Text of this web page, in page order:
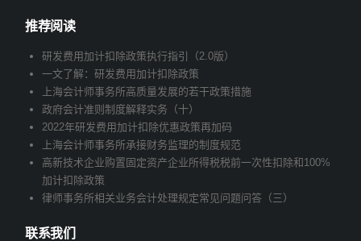
推荐阅读
研发费用加计扣除政策执行指引（2.0版）
一文了解：研发费用加计扣除政策
上海会计师事务所高质量发展的若干政策措施
政府会计准则制度解释实务（十）
2022年研发费用加计扣除优惠政策再加码
上海会计师事务所承接财务监理的制度规范
高新技术企业购置固定资产企业所得税税前一次性扣除和100%
加计扣除政策
律师事务所相关业务会计处理规定常见问题问答（三）
联系我们